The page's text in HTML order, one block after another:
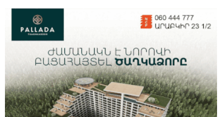
լինելու
23:31:16 5-08-2026
Ջուր հավաքեք․ բազմաթիվ հասցեներում
ջուր չի լինելու
23:13:33 5-08-2026
Եվրոպայի մայրաքաղաքները գրանցում են
շոգի նոր ռեկորդներ